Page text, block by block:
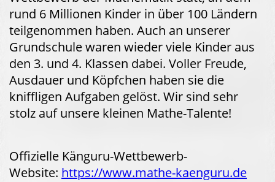
rund 6 Millionen Kinder in über 100 Ländern
teilgenommen haben. Auch an unserer
Grundschule waren wieder viele Kinder aus
den 3. und 4. Klassen dabei. Voller Freude,
Ausdauer und Köpfchen haben sie die
kniffligen Aufgaben gelöst. Wir sind sehr
stolz auf unsere kleinen Mathe-Talente!
Offizielle Känguru-Wettbewerb-
Website: https://www.mathe-kaenguru.de